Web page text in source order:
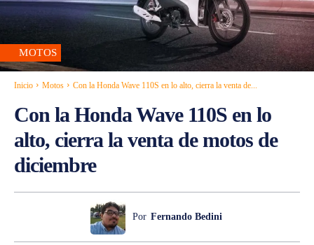
MOTOS
Inicio Motos Con la Honda Wave 110S en lo alto, cierra la venta de...
Con la Honda Wave 110S en lo
alto, cierra la venta de motos de
diciembre
Por Fernando Bedini